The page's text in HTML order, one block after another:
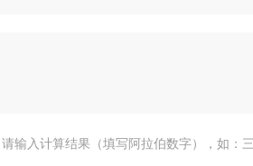
请输入计算结果（填写阿拉伯数字），如：